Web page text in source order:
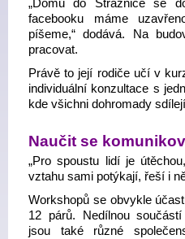
„Domů do Strážnice se
facebooku máme
píšeme,“ dodává. Na
pracovat.
Právě to její rodiče učí v
individuální konzultace s
kde všichni dohromady
Naučit se
„Pro spoustu lidí je
vztahu sami potýkají, řeší i
Workshopů se obvykle
12 párů. Nedílnou
jsou také různé